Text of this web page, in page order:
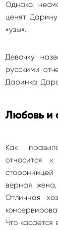
Однако,
ценят
«узы».
Девочку
русскими
Даринка,
Любовь и
Как
относится
верная
Отличная
Что